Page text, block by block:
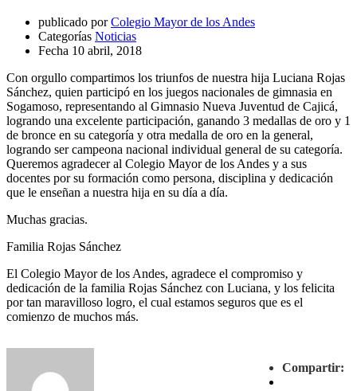
publicado por Colegio Mayor de los Andes
Categorías Noticias
Fecha 10 abril, 2018
Con orgullo compartimos los triunfos de nuestra hija Luciana Rojas
Sánchez, quien participó en los juegos nacionales de gimnasia en
Sogamoso, representando al Gimnasio Nueva Juventud de Cajicá,
logrando una excelente participación, ganando 3 medallas de oro y 1
de bronce en su categoría y otra medalla de oro en la general,
logrando ser campeona nacional individual general de su categoría.
Queremos agradecer al Colegio Mayor de los Andes y a sus
docentes por su formación como persona, disciplina y dedicación
que le enseñan a nuestra hija en su día a día.
Muchas gracias.
Familia Rojas Sánchez
El Colegio Mayor de los Andes, agradece el compromiso y
dedicación de la familia Rojas Sánchez con Luciana, y los felicita
por tan maravilloso logro, el cual estamos seguros que es el
comienzo de muchos más.
Compartir: